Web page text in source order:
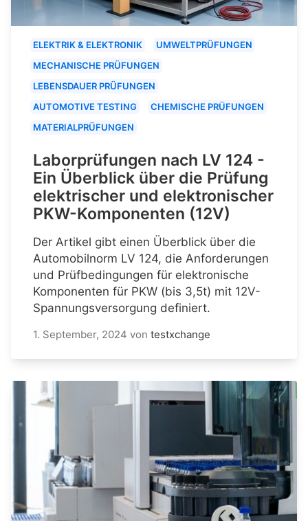
ELEKTRIK & ELEKTRONIK
UMWELTPRÜFUNGEN
MECHANISCHE PRÜFUNGEN
LEBENSDAUER PRÜFUNGEN
AUTOMOTIVE TESTING
CHEMISCHE PRÜFUNGEN
MATERIALPRÜFUNGEN
Laborprüfungen nach LV 124 -
Ein Überblick über die Prüfung
elektrischer und elektronischer
PKW-Komponenten (12V)
Der Artikel gibt einen Überblick über die
Automobilnorm LV 124, die Anforderungen
und Prüfbedingungen für elektronische
Komponenten für PKW (bis 3,5t) mit 12V-
Spannungsversorgung definiert.
1. September, 2024 von testxchange